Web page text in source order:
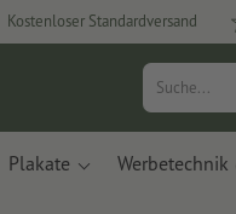
Kostenloser Standardversand
Plakate